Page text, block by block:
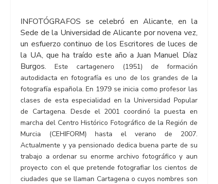
INFOTÓGRAFOS se celebró en Alicante, en la
Sede de la Universidad de Alicante por novena vez,
un esfuerzo continuo de los Escritores de luces de
la UA, que ha traído este año a Juan Manuel Díaz
Burgos.Este cartagenero (1951) de formación
autodidacta en fotografía es uno de los grandes de la
fotografía española. En 1979 se inicia como profesor las
clases de esta especialidad en la Universidad Popular
de Cartagena. Desde el 2001 coordinó la puesta en
marcha del Centro Histórico Fotográfico de la Región de
Murcia (CEHIFORM) hasta el verano de 2007.
Actualmente y ya pensionado dedica buena parte de su
trabajo a ordenar su enorme archivo fotográfico y aun
proyecto con el que pretende fotografiar los cientos de
ciudades que se llaman Cartagena o cuyos nombres son